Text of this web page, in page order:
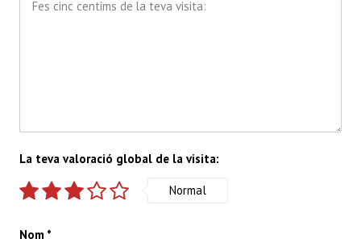
Nom *
La teva valoració global de la visita:
Normal